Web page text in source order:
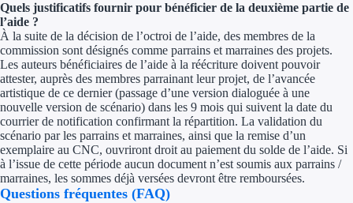
Quels justificatifs fournir pour bénéficier de la deuxième partie de
l’aide ?
À la suite de la décision de l’octroi de l’aide, des membres de la
commission sont désignés comme parrains et marraines des projets.
Les auteurs bénéficiaires de l’aide à la réécriture doivent pouvoir
attester, auprès des membres parrainant leur projet, de l’avancée
artistique de ce dernier (passage d’une version dialoguée à une
nouvelle version de scénario) dans les 9 mois qui suivent la date du
courrier de notification confirmant la répartition. La validation du
scénario par les parrains et marraines, ainsi que la remise d’un
exemplaire au CNC, ouvriront droit au paiement du solde de l’aide. Si
à l’issue de cette période aucun document n’est soumis aux parrains /
marraines, les sommes déjà versées devront être remboursées.
Questions fréquentes (FAQ)